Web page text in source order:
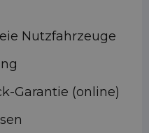
Nutzfahrzeuge
Garantie (online)